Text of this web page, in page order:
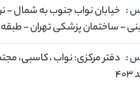
: خیابان نواب جنوب به شمال -
- ساختمان پزشکی تهران - طبقه
: دفتر مرکزی: نواب ، کاسبی،